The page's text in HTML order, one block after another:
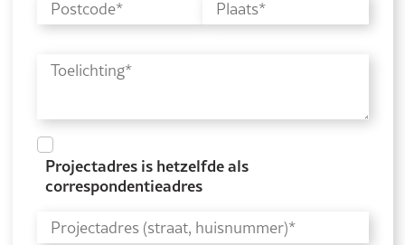
Projectadres is hetzelfde als
correspondentieadres